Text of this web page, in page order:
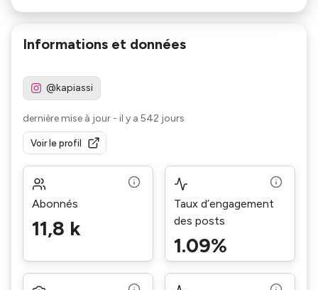
gosto de compartilhar a vida como ela é, sem
os lados e ver que nem todos são inalcançáveis né
Informations et données
@kapiassi
dernière mise à jour - il y a 542 jours
Voir le profil
Abonnés
11,8 k
Taux d’engagement
des posts
1.09%